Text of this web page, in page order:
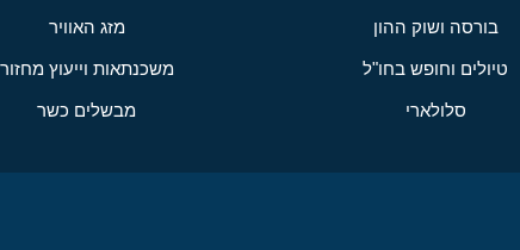
בורסה ושוק ההון מזג האוויר
טיולים וחופש בחו"ל משכנתאות וייעוץ מחזור
סלולארי מבשלים כשר